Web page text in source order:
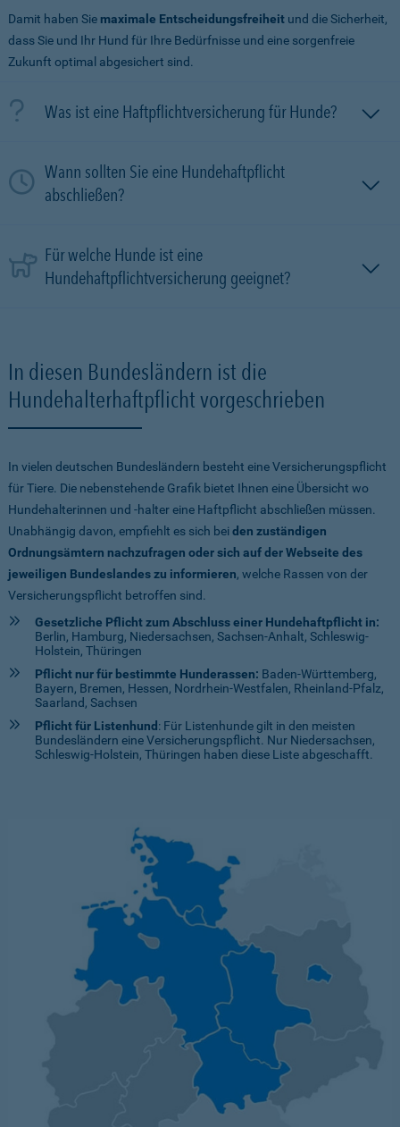
Damit haben Sie maximale Entscheidungsfreiheit und die Sicherheit,
dass Sie und Ihr Hund für Ihre Bedürfnisse und eine sorgenfreie
Zukunft optimal abgesichert sind.
Was ist eine Haftpflichtversicherung für Hunde?
Wann sollten Sie eine Hundehaftpflicht
abschließen?
Für welche Hunde ist eine
Hundehaftpflichtversicherung geeignet?
In diesen Bundesländern ist die
Hundehalterhaftpflicht vorgeschrieben
In vielen deutschen Bundesländern besteht eine Versicherungspflicht
für Tiere. Die nebenstehende Grafik bietet Ihnen eine Übersicht wo
Hundehalterinnen und -halter eine Haftpflicht abschließen müssen.
Unabhängig davon, empfiehlt es sich beiden zuständigen
Ordnungsämtern nachzufragen oder sich auf der Webseite des
jeweiligen Bundeslandes zu informieren, welche Rassen von der
Versicherungspflicht betroffen sind.
Gesetzliche Pflicht zum Abschluss einer Hundehaftpflicht in:
Berlin, Hamburg, Niedersachsen, Sachsen-Anhalt, Schleswig-
Holstein, Thüringen
Pflicht nur für bestimmte Hunderassen: Baden-Württemberg,
Bayern, Bremen, Hessen, Nordrhein-Westfalen, Rheinland-Pfalz,
Saarland, Sachsen
Pflicht für Listenhund : Für Listenhunde gilt in den meisten
Bundesländern eine Versicherungspflicht. Nur Niedersachsen,
Schleswig-Holstein, Thüringen haben diese Liste abgeschafft.